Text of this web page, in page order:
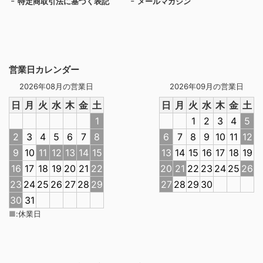
営業日カレンダー
2026年08月の営業日
日 月 火 水 木 金 土
1
2
3 4 5 6 7
8
9 10 11 12 13 14 15
16 17 18 19 20 21 22
23 24 25 26 27 28 29
30 31
2026年09月の営業日
日 月 火 水 木 金 土
1
2 3 4
5
6
7 8 9 10 11 12
13 14 15 16 17 18 19
20 21 22 23 24 25 26
27 28 29 30
■:休業日